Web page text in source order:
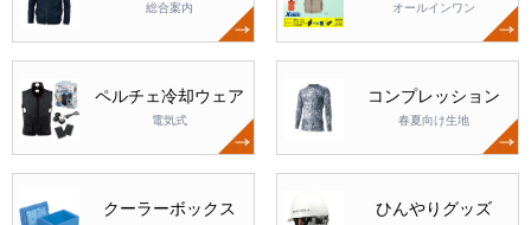
総合案内 オールインワン
ペルチェ冷却ウェア
電気式
コンプレッション
春夏向け生地
クーラーボックス ひんやりグッズ